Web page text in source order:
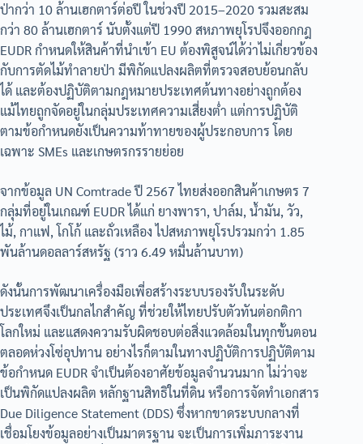
ป่ากว่า 10 ล้านเฮกตาร์ต่อปี ในช่วงปี 2015–2020 รวมสะสม
กว่า 80 ล้านเฮกตาร์ นับตั้งแต่ปี 1990 สหภาพยุโรปจึงออกกฎ
EUDR กำหนดให้สินค้าที่นำเข้า EU ต้องพิสูจน์ได้ว่าไม่เกี่ยวข้อง
กับการตัดไม้ทำลายป่า มีพิกัดแปลงผลิตที่ตรวจสอบย้อนกลับ
ได้ และต้องปฏิบัติตามกฎหมายประเทศต้นทางอย่างถูกต้อง
แม้ไทยถูกจัดอยู่ในกลุ่มประเทศความเสี่ยงต่ำ แต่การปฏิบัติ
ตามข้อกำหนดยังเป็นความท้าทายของผู้ประกอบการ โดย
เฉพาะ SMEs และเกษตรกรรายย่อย
จากข้อมูล UN Comtrade ปี 2567 ไทยส่งออกสินค้าเกษตร 7
กลุ่มที่อยู่ในเกณฑ์ EUDR ได้แก่ ยางพารา, ปาล์ม, น้ำมัน, วัว,
ไม้, กาแฟ, โกโก้ และถั่วเหลือง ไปสหภาพยุโรปรวมกว่า 1.85
พันล้านดอลลาร์สหรัฐ (ราว 6.49 หมื่นล้านบาท)
ดังนั้นการพัฒนาเครื่องมือเพี่อสร้างระบบรองรับในระดับ
ประเทศจึงเป็นกลไกสำคัญ ที่ช่วยให้ไทยปรับตัวทันต่อกติกา
โลกใหม่ และแสดงความรับผิดชอบต่อสิ่งแวดล้อมในทุกขั้นตอน
ตลอดห่วงโซ่อุปทาน อย่างไรก็ตามในทางปฏิบัติการปฏิบัติตาม
ข้อกำหนด EUDR จำเป็นต้องอาศัยข้อมูลจำนวนมาก ไม่ว่าจะ
เป็นพิกัดแปลงผลิต หลักฐานสิทธิในที่ดิน หรือการจัดทำเอกสาร
Due Diligence Statement (DDS) ซึ่งหากขาดระบบกลางที่
เชื่อมโยงข้อมูลอย่างเป็นมาตรฐาน จะเป็นการเพิ่มภาระงาน